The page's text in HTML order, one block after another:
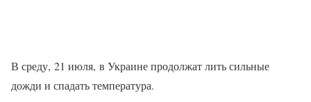
В среду, 21 июля, в Украине продолжат лить сильные
дожди и спадать температура.